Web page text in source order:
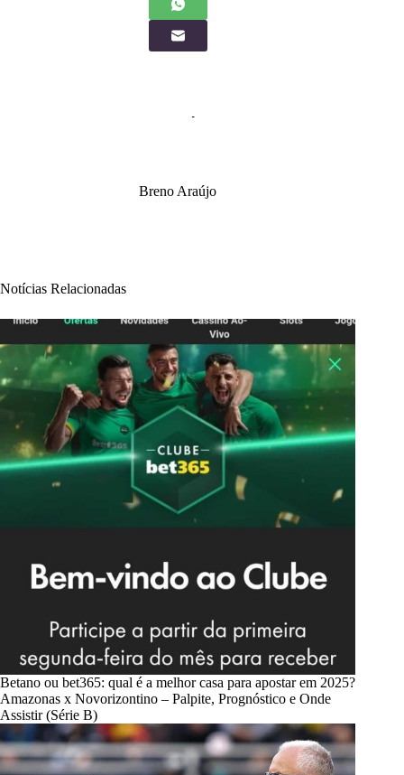
Breno Araújo
Notícias Relacionadas
Betano ou bet365: qual é a melhor casa para apostar em 2025?
Amazonas x Novorizontino – Palpite, Prognóstico e Onde
Assistir (Série B)